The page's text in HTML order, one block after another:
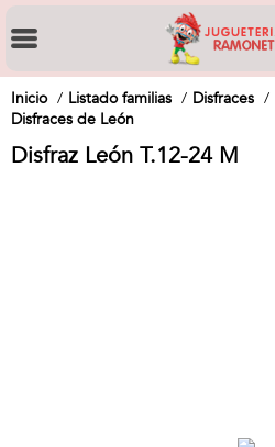
Inicio Listado familias Disfraces
Disfraces de León
Disfraz León T.12-24 M